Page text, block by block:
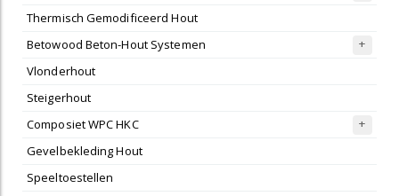
Thermisch Gemodificeerd Hout
Betowood Beton-Hout Systemen
Vlonderhout
Steigerhout
Composiet WPC HKC
Gevelbekleding Hout
Speeltoestellen